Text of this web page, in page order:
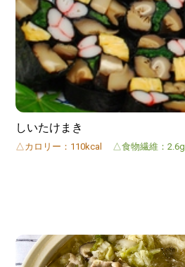
しいたけまき
△カロリー：110kcal △食物繊維：2.6g